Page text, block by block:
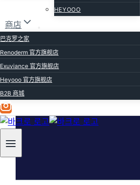
HEYOOO
商店
巴克罗之家
Renoderm 官方旗舰店
Exuviance 官方旗舰店
Heyooo 官方旗舰店
B2B 商城